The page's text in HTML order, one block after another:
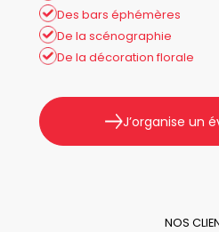
Des bars éphémères
De la scénographie
De la décoration florale
J’organise un
NOS